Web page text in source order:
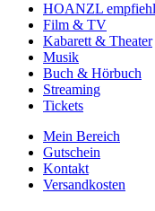
HOANZL
Film & TV
Kabarett & Theater
Musik
Buch & Hörbuch
Streaming
Tickets
Mein Bereich
Gutschein
Kontakt
Versandkosten